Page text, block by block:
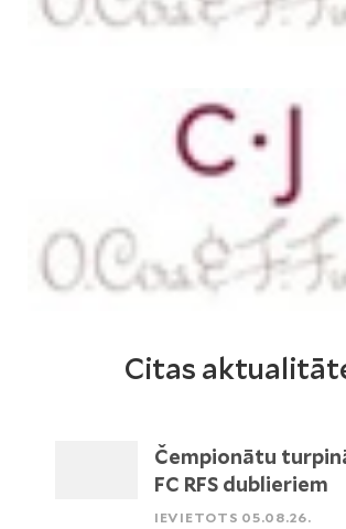
Citas
Čempionātu
FC RFS dublieriem
IEVIETOTS 05.08.26.